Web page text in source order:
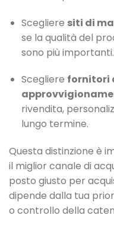
Scegliere siti di
se la qualità del
sono più importanti.
Scegliere fornitori
rivendita,
lungo termine.
Questa distinzione è
il miglior canale di
posto giusto per
dipende dalla tua
o controllo della